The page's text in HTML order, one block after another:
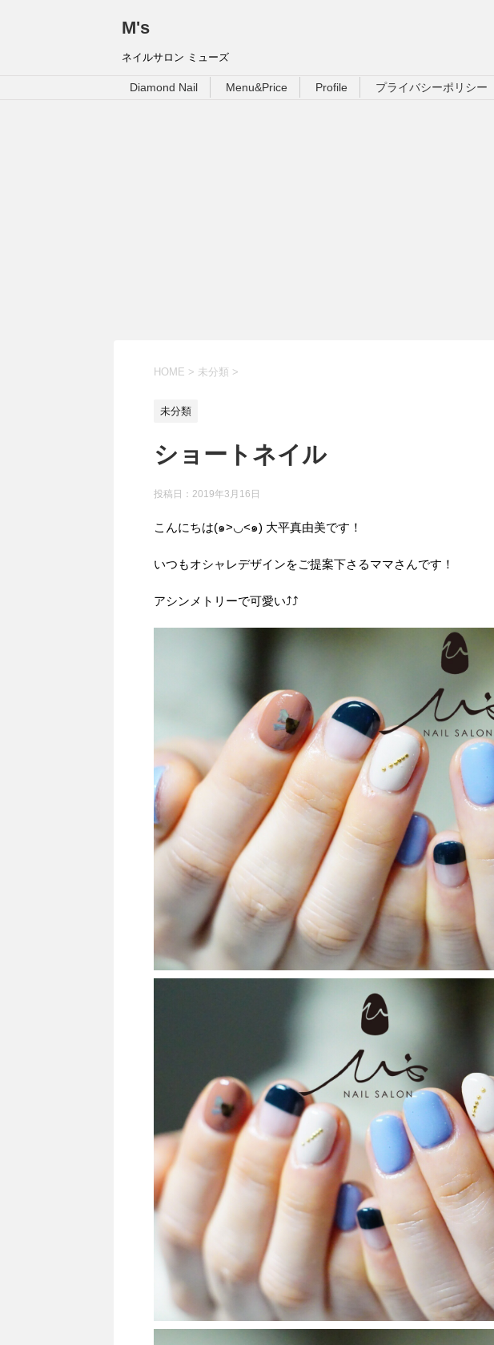
M's
ネイルサロン ミューズ
Diamond Nail Menu&Price Profile プライバシーポリシー
HOME > 未分類 >
未分類
ショートネイル
投稿日： 2019年3月16日
こんにちは(๑>◡<๑) 大平真由美です！
いつもオシャレデザインをご提案下さるママさんです！
アシンメトリーで可愛い⤴︎⤴︎